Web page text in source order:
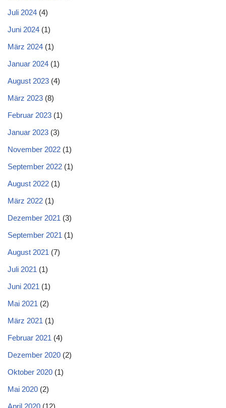
Juli 2024 (4)
Juni 2024 (1)
März 2024 (1)
Januar 2024 (1)
August 2023 (4)
März 2023 (8)
Februar 2023 (1)
Januar 2023 (3)
November 2022 (1)
September 2022 (1)
August 2022 (1)
März 2022 (1)
Dezember 2021 (3)
September 2021 (1)
August 2021 (7)
Juli 2021 (1)
Juni 2021 (1)
Mai 2021 (2)
März 2021 (1)
Februar 2021 (4)
Dezember 2020 (2)
Oktober 2020 (1)
Mai 2020 (2)
April 2020 (12)